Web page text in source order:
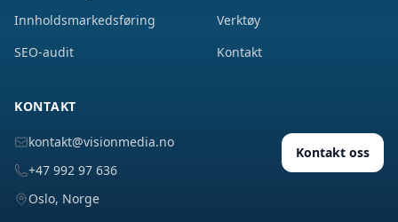
Innholdsmarkedsføring
SEO-audit
Verktøy
Kontakt
KONTAKT
kontakt@visionmedia.no
+47 992 97 636
Oslo, Norge
Kontakt oss